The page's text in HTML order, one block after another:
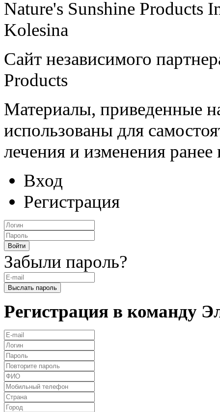
Nature's Sunshine Products
Kolesina
Сайт независимого
Products
Материалы, приведенные
использованы для
лечения и изменения
Вход
Регистрация
Забыли пароль?
Регистрация в команду